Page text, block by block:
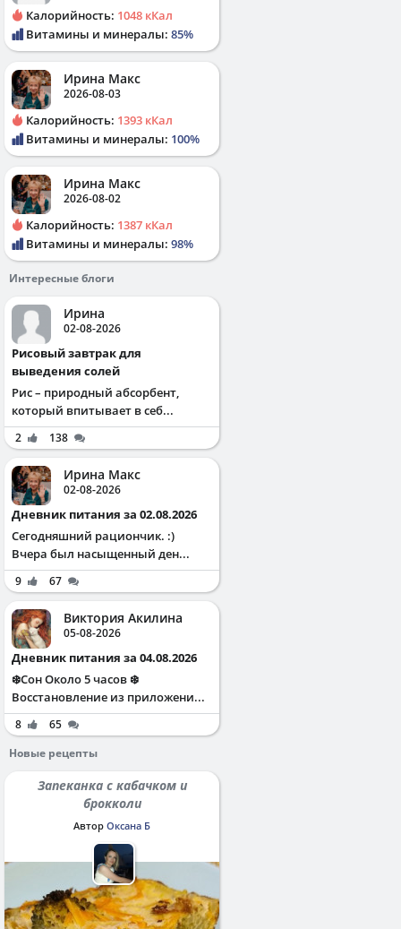
Калорийность: 1048 кКал
Витамины и минералы: 85%
Ирина Макс
2026-08-03
Калорийность: 1393 кКал
Витамины и минералы: 100%
Ирина Макс
2026-08-02
Калорийность: 1387 кКал
Витамины и минералы: 98%
Интересные блоги
Ирина
02-08-2026
Рисовый завтрак для
выведения солей
Рис – природный абсорбент,
который впитывает в себ...
2 138
Ирина Макс
02-08-2026
Дневник питания за 02.08.2026
Сегодняшний рациончик. :)
Вчера был насыщенный ден...
9 67
Виктория Акилина
05-08-2026
Дневник питания за 04.08.2026
❄️Сон Около 5 часов ❄️
Восстановление из приложени...
8
65
Новые рецепты
Запеканка с кабачком и
брокколи
Автор Оксана Б